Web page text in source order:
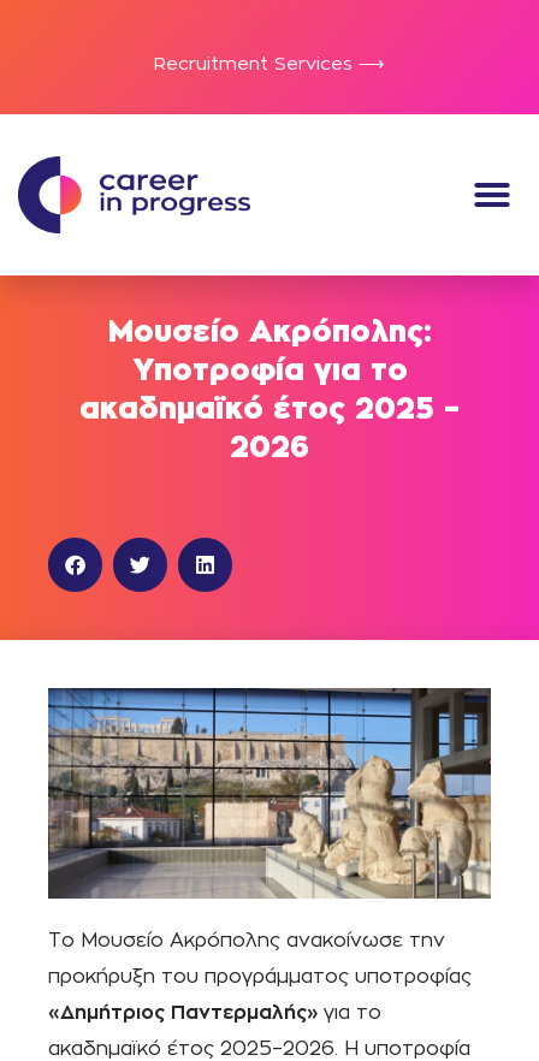
Recruitment Services ⟶
Μουσείο Ακρόπολης:
Υποτροφία για το
ακαδημαϊκό έτος 2025 –
2026
Το Μουσείο Ακρόπολης ανακοίνωσε την
προκήρυξη του προγράμματος υποτροφίας
«Δημήτριος Παντερμαλής» για το
ακαδημαϊκό έτος 2025–2026. Η υποτροφία